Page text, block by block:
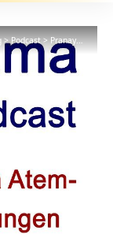
>Podcast>Pranayama >